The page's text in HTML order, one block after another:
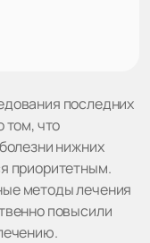
последних
том, что
нижних
приоритетным.
методы лечения
повысили